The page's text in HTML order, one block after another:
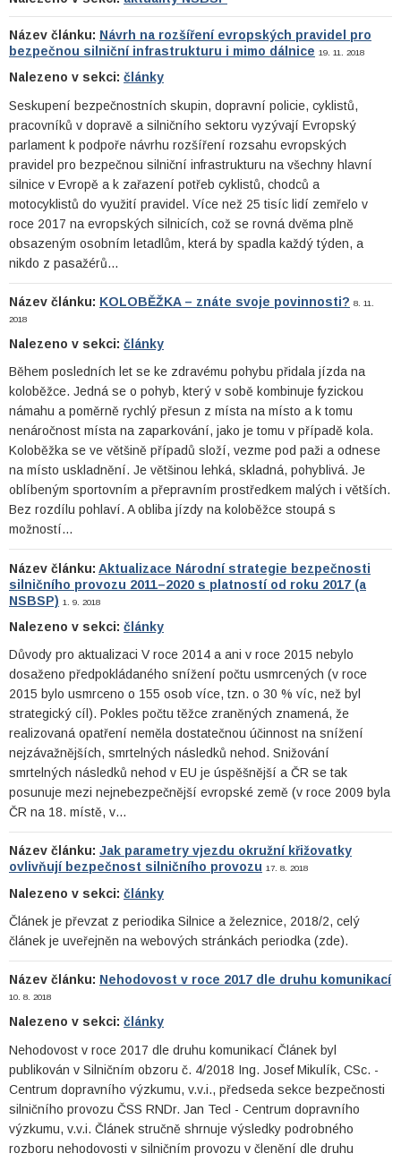
Název článku: Návrh na rozšíření evropských pravidel pro
bezpečnou silniční infrastrukturu i mimo dálnice 19. 11. 2018
Nalezeno v sekci: články
Seskupení bezpečnostních skupin, dopravní policie, cyklistů,
pracovníků v dopravě a silničního sektoru vyzývají Evropský
parlament k podpoře návrhu rozšíření rozsahu evropských
pravidel pro bezpečnou silniční infrastrukturu na všechny hlavní
silnice v Evropě a k zařazení potřeb cyklistů, chodců a
motocyklistů do využití pravidel. Více než 25 tisíc lidí zemřelo v
roce 2017 na evropských silnicích, což se rovná dvěma plně
obsazeným osobním letadlům, která by spadla každý týden, a
nikdo z pasažérů…
Název článku: KOLOBĚŽKA – znáte svoje povinnosti? 8. 11.
2018
Nalezeno v sekci: články
Během posledních let se ke zdravému pohybu přidala jízda na
koloběžce. Jedná se o pohyb, který v sobě kombinuje fyzickou
námahu a poměrně rychlý přesun z místa na místo a k tomu
nenáročnost místa na zaparkování, jako je tomu v případě kola.
Koloběžka se ve většině případů složí, vezme pod paži a odnese
na místo uskladnění. Je většinou lehká, skladná, pohyblivá. Je
oblíbeným sportovním a přepravním prostředkem malých i větších.
Bez rozdílu pohlaví. A obliba jízdy na koloběžce stoupá s
možností…
Název článku: Aktualizace Národní strategie bezpečnosti
silničního provozu 2011–2020 s platností od roku 2017 (a
NSBSP) 1. 9. 2018
Nalezeno v sekci: články
Důvody pro aktualizaci V roce 2014 a ani v roce 2015 nebylo
dosaženo předpokládaného snížení počtu usmrcených (v roce
2015 bylo usmrceno o 155 osob více, tzn. o 30 % víc, než byl
strategický cíl). Pokles počtu těžce zraněných znamená, že
realizovaná opatření neměla dostatečnou účinnost na snížení
nejzávažnějších, smrtelných následků nehod. Snižování
smrtelných následků nehod v EU je úspěšnější a ČR se tak
posunuje mezi nejnebezpečnější evropské země (v roce 2009 byla
ČR na 18. místě, v…
Název článku: Jak parametry vjezdu okružní křižovatky
ovlivňují bezpečnost silničního provozu 17. 8. 2018
Nalezeno v sekci: články
Článek je převzat z periodika Silnice a železnice, 2018/2, celý
článek je uveřejněn na webových stránkách periodka (zde).
Název článku: Nehodovost v roce 2017 dle druhu komunikací
10. 8. 2018
Nalezeno v sekci: články
Nehodovost v roce 2017 dle druhu komunikací Článek byl
publikován v Silničním obzoru č. 4/2018 Ing. Josef Mikulík, CSc. -
Centrum dopravního výzkumu, v.v.i., předseda sekce bezpečnosti
silničního provozu ČSS RNDr. Jan Tecl - Centrum dopravního
výzkumu, v.v.i. Článek stručně shrnuje výsledky podrobného
rozboru nehodovosti v silničním provozu v členění dle druhu